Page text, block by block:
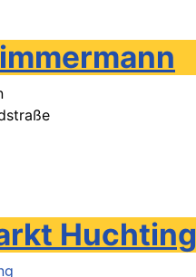
Huchting